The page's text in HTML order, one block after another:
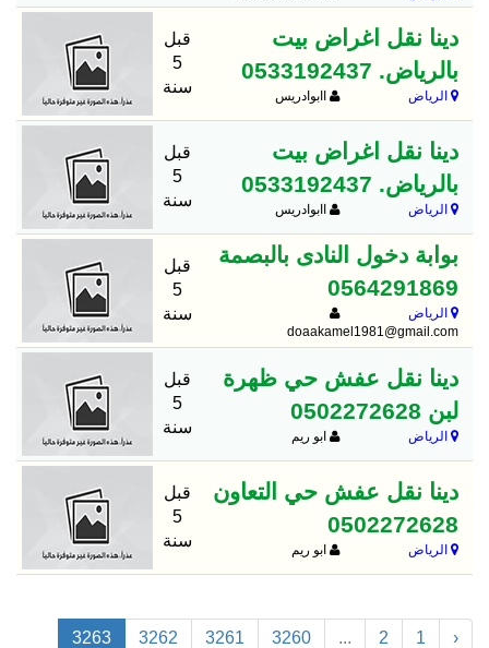
دينا نقل اغراض بيت
بالرياض. 0533192437
الرياض اابوادريس
قبل
5
سنة
دينا نقل اغراض بيت
بالرياض. 0533192437
الرياض اابوادريس
قبل
5
سنة
بوابة دخول النادى بالبصمة
0564291869
الرياض
doaakamel1981@gmail.com
قبل
5
سنة
دينا نقل عفش حي ظهرة
لبن 0502272628
الرياض ابو ريم
قبل
5
سنة
دينا نقل عفش حي التعاون
0502272628
الرياض ابو ريم
قبل
5
سنة
‹
1
2
...
3260
3261
3262
3263